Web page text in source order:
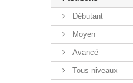
Débutant
Moyen
Avancé
Tous niveaux